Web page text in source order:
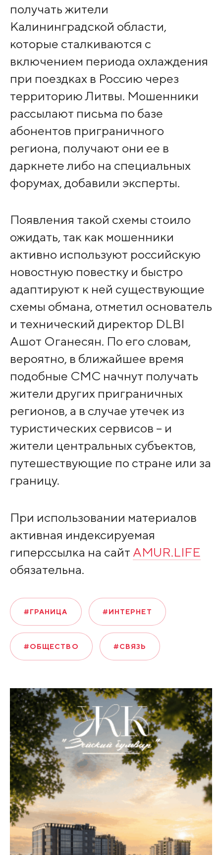
получать жители
Калининградской области,
которые сталкиваются с
включением периода охлаждения
при поездках в Россию через
территорию Литвы. Мошенники
рассылают письма по базе
абонентов приграничного
региона, получают они ее в
даркнете либо на специальных
форумах, добавили эксперты.
Появления такой схемы стоило
ожидать, так как мошенники
активно используют российскую
новостную повестку и быстро
адаптируют к ней существующие
схемы обмана, отметил основатель
и технический директор DLBI
Ашот Оганесян. По его словам,
вероятно, в ближайшее время
подобные СМС начнут получать
жители других приграничных
регионов, а в случае утечек из
туристических сервисов – и
жители центральных субъектов,
путешествующие по стране или за
границу.
При использовании материалов
активная индексируемая
гиперссылка на сайт AMUR.LIFE
обязательна.
#ГРАНИЦА #ИНТЕРНЕТ
#ОБЩЕСТВО #СВЯЗЬ